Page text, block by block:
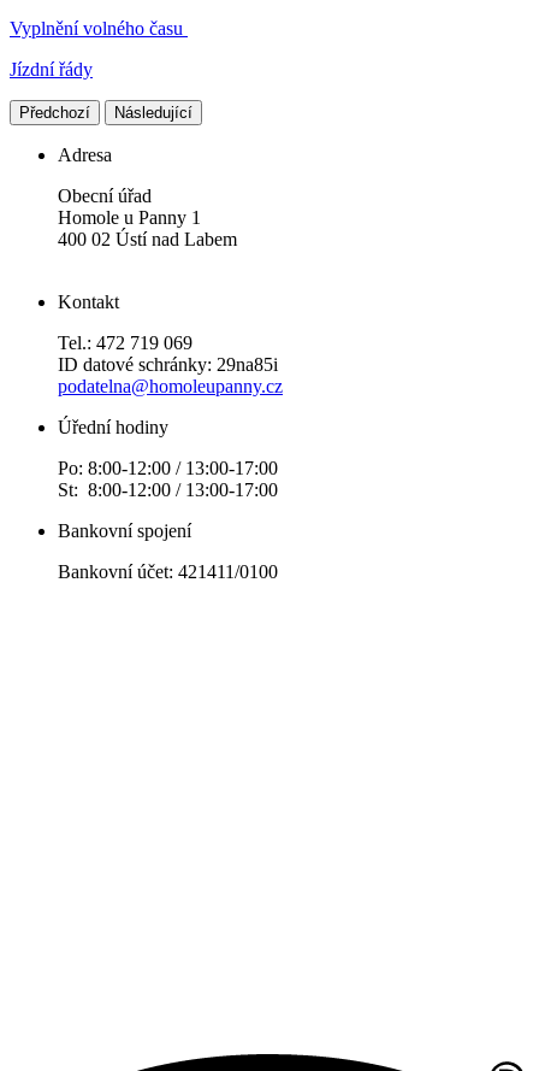
Vyplnění volného času
Jízdní řády
Předchozí Následující
Adresa
Obecní úřad
Homole u Panny 1
400 02 Ústí nad Labem
Kontakt
Tel.: 472 719 069
ID datové schránky: 29na85i
podatelna@homoleupanny.cz
Úřední hodiny
Po: 8:00-12:00 / 13:00-17:00
St: 8:00-12:00 / 13:00-17:00
Bankovní spojení
Bankovní účet: 421411/0100